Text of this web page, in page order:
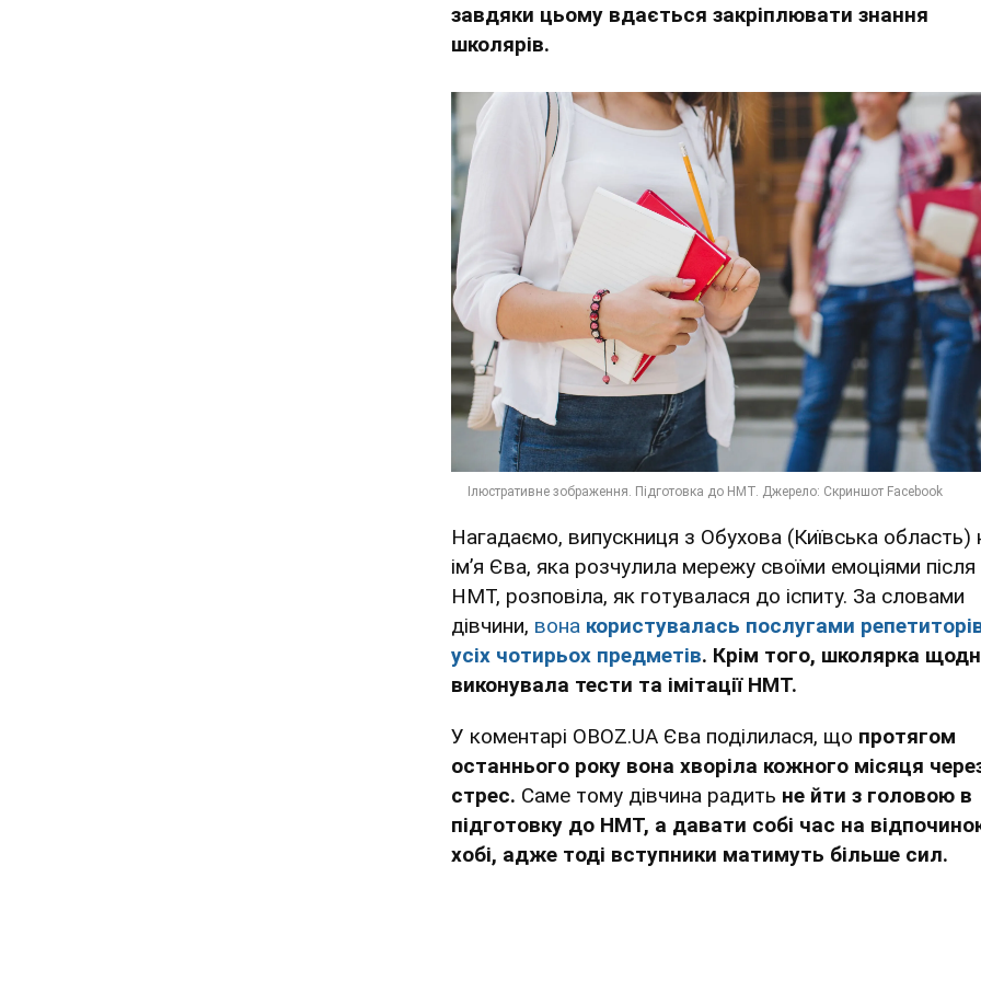
завдяки цьому вдається закріплювати знання
школярів.
Нагадаємо, випускниця з Обухова (Київська область)
імʼя Єва, яка розчулила мережу своїми емоціями після
НМТ, розповіла, як готувалася до іспиту. За словами
дівчини, вона користувалась послугами
усіх чотирьох предметів. Крім того, школярка
виконувала тести та імітації НМТ.
У коментарі OBOZ.UA Єва поділилася, що протягом
останнього року вона хворіла кожного місяця
стрес. Саме тому дівчина радить не йти з головою в
підготовку до НМТ, а давати собі час на
хобі, адже тоді вступники матимуть більше сил.